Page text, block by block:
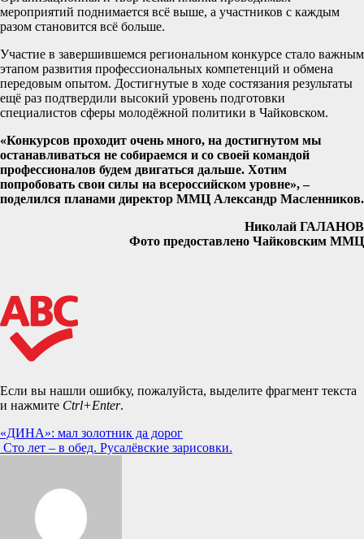
мероприятий поднимается всё выше, а участников с каждым
разом становится всё больше.
Участие в завершившемся региональном конкурсе стало важным
этапом развития профессиональных компетенций и обмена
передовым опытом. Достигнутые в ходе состязания результаты
ещё раз подтвердили высокий уровень подготовки
специалистов сферы молодёжной политики в Чайковском.
«Конкурсов проходит очень много, на достигнутом мы
останавливаться не собираемся и со своей командой
профессионалов будем двигаться дальше. Хотим
попробовать свои силы на всероссийском уровне», –
поделился планами директор ММЦ Александр Масленников.
Николай ГАЛАНОВ
Фото предоставлено Чайковским ММЦ
Если вы нашли ошибку, пожалуйста, выделите фрагмент текста
и нажмите Ctrl+Enter.
Навигация
по
«ДИНА»: мал золотник да дорог
Сто лет – в обед. Русалёвские зарисовки.